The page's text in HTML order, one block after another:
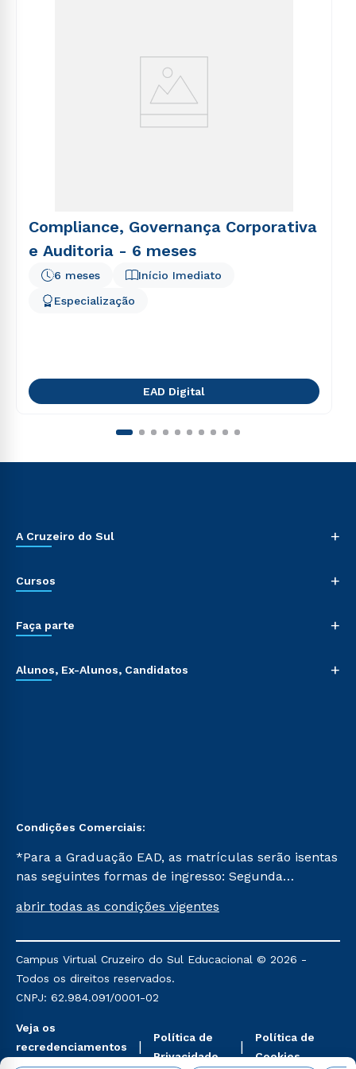
Compliance, Governança Corporativa
e Auditoria - 6 meses
Início Imediato
6 meses
Especialização
EAD Digital
A Cruzeiro do Sul +
Cursos +
Faça parte +
Alunos, Ex-Alunos, Candidatos +
Condições Comerciais:
*Para a Graduação EAD, as matrículas serão isentas
nas seguintes formas de ingresso: Segunda
Já para as demais, a taxa de matrícula será de R$
mencionadas são referentes aos cursos: Ensino
Religioso, Geografia para a Docência e Metodologia
do Ensino de História: Questões Atuais.
abrir todas as condições vigentes
Campus Virtual Cruzeiro do Sul Educacional © 2026 -
Todos os direitos reservados.
CNPJ: 62.984.091/0001-02
Veja os
recredenciamentos
aqui
Política de
Privacidade
Política de
Cookies